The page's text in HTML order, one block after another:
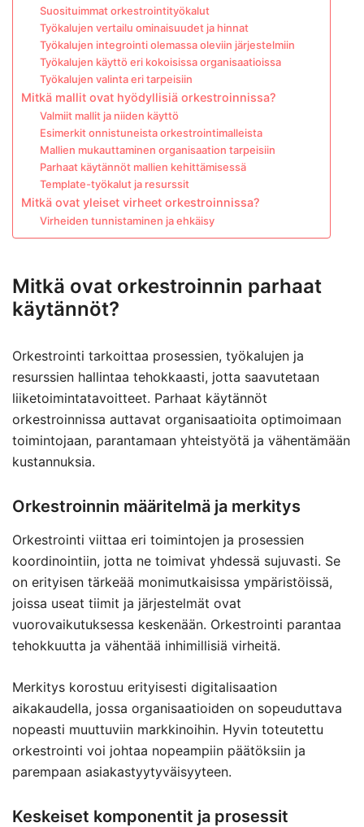
Suosituimmat orkestrointityökalut
Työkalujen vertailu ominaisuudet ja hinnat
Työkalujen integrointi olemassa oleviin järjestelmiin
Työkalujen käyttö eri kokoisissa organisaatioissa
Työkalujen valinta eri tarpeisiin
Mitkä mallit ovat hyödyllisiä orkestroinnissa?
Valmiit mallit ja niiden käyttö
Esimerkit onnistuneista orkestrointimalleista
Mallien mukauttaminen organisaation tarpeisiin
Parhaat käytännöt mallien kehittämisessä
Template-työkalut ja resurssit
Mitkä ovat yleiset virheet orkestroinnissa?
Virheiden tunnistaminen ja ehkäisy
Mitkä ovat orkestroinnin parhaat
käytännöt?
Orkestrointi tarkoittaa prosessien, työkalujen ja
resurssien hallintaa tehokkaasti, jotta saavutetaan
liiketoimintatavoitteet. Parhaat käytännöt
orkestroinnissa auttavat organisaatioita optimoimaan
toimintojaan, parantamaan yhteistyötä ja vähentämään
kustannuksia.
Orkestroinnin määritelmä ja merkitys
Orkestrointi viittaa eri toimintojen ja prosessien
koordinointiin, jotta ne toimivat yhdessä sujuvasti. Se
on erityisen tärkeää monimutkaisissa ympäristöissä,
joissa useat tiimit ja järjestelmät ovat
vuorovaikutuksessa keskenään. Orkestrointi parantaa
tehokkuutta ja vähentää inhimillisiä virheitä.
Merkitys korostuu erityisesti digitalisaation
aikakaudella, jossa organisaatioiden on sopeuduttava
nopeasti muuttuviin markkinoihin. Hyvin toteutettu
orkestrointi voi johtaa nopeampiin päätöksiin ja
parempaan asiakastyytyväisyyteen.
Keskeiset komponentit ja prosessit